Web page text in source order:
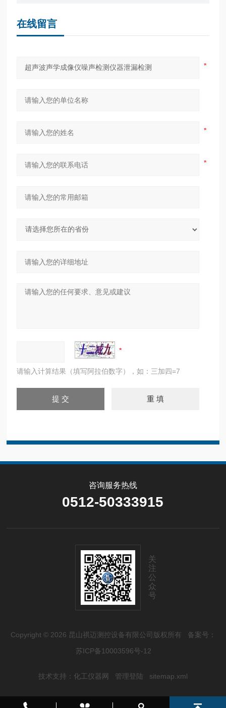
在线留言
请输入计算结果（填写阿拉伯数字），如：三加四=7
咨询服务热线
0512-50333915
关
注
公
众
号
Copyright © 2026 昆山祺迈测控设备有限公司版权所有 备案号：
苏ICP备10003596号-12
技术支持： 化工仪器网 管理登陆 sitemap.xml